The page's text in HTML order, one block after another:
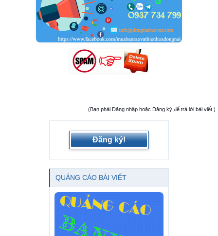
(Bạn phải Đăng nhập hoặc Đăng ký để trả lời bài viết.)
Đăng ký!
QUẢNG CÁO BÀI VIẾT